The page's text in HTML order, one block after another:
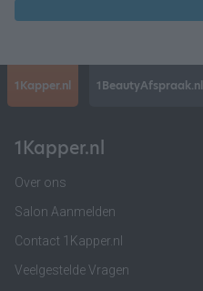
1Kapper.nl 1BeautyAfspraak.nl
1Kapper.nl
Over ons
Salon Aanmelden
Contact 1Kapper.nl
Veelgestelde Vragen